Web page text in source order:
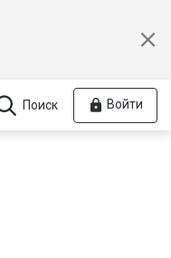
Поиск Войти